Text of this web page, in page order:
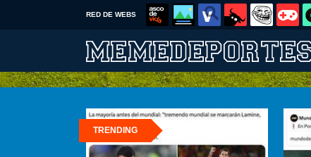
RED DE WEBS
TRENDING